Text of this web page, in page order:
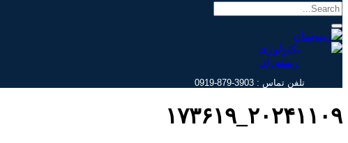
تلفن تماس : 3903-879-0919
۲۰۲۴۱۱۰۹_۱۷۳۶۱۹